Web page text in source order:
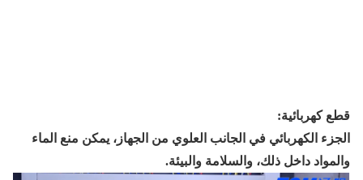
قطع كهربائية:
الجزء الكهربائي في الجانب العلوي من الجهاز، يمكن منع الماء
والمواد داخل ذلك، والسلامة والبيئة.